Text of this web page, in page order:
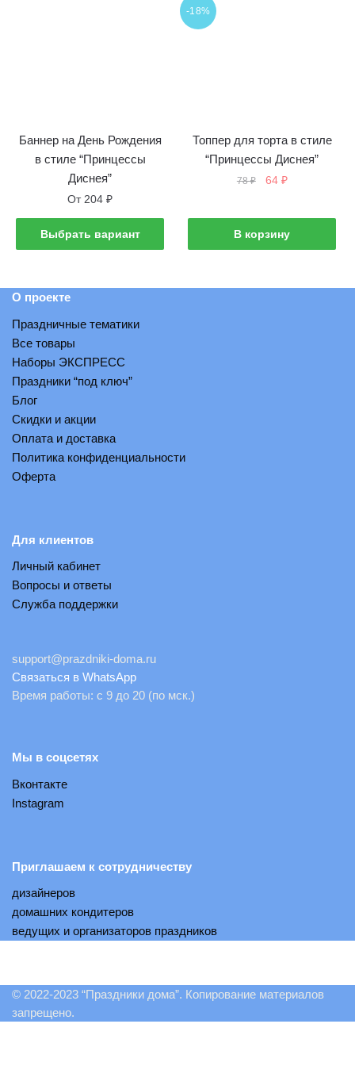
Баннер на День Рождения
в стиле “Принцессы
Диснея”
От204₽
Выбрать вариант
товар
несколько
Опции
выбрать
на
товара
-18%
Топпер для торта в стиле
“Принцессы Диснея”
78₽
Первоначальная
78 ₽.
64 ₽Текущая
В корзину
О проекте
Праздничные тематики
Все товары
Наборы ЭКСПРЕСС
Праздники “под ключ”
Блог
Скидки и акции
Оплата и доставка
Политика конфиденциальности
Оферта
Для клиентов
Личный кабинет
Вопросы и ответы
Служба поддержки
support@prazdniki-doma.ru
Связаться в WhatsApp
Время работы: с 9 до 20 (по мск.)
Мы в соцсетях
Вконтакте
Instagram
Приглашаем к сотрудничеству
дизайнеров
домашних кондитеров
ведущих и организаторов праздников
© 2022-2023 “Праздники дома”. Копирование материалов
запрещено.